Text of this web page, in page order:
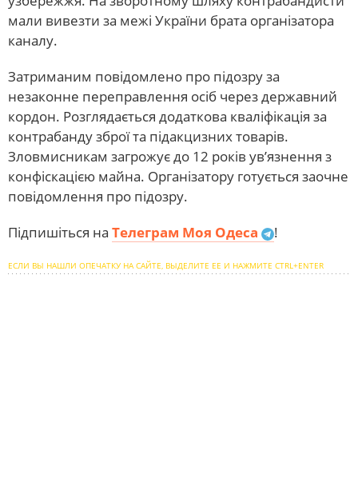
мали вивезти за межі України брата організатора
каналу.
Затриманим повідомлено про підозру за
незаконне переправлення осіб через державний
кордон. Розглядається додаткова кваліфікація за
контрабанду зброї та підакцизних товарів.
Зловмисникам загрожує до 12 років ув’язнення з
конфіскацією майна. Організатору готується заочне
повідомлення про підозру.
Підпишіться на Телеграм Моя Одеса !
ЕСЛИ ВЫ НАШЛИ ОПЕЧАТКУ НА САЙТЕ, ВЫДЕЛИТЕ ЕЕ И НАЖМИТЕ CTRL+ENTER